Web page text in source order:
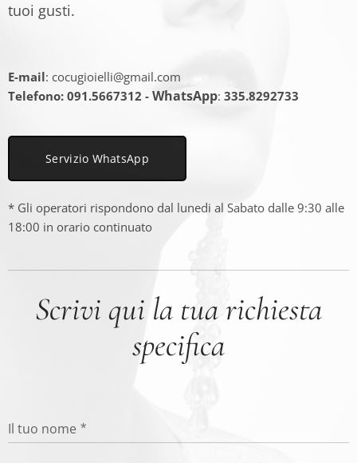
tuoi gusti.
E-mail: cocugioielli@gmail.com
Telefono: 091.5667312 - WhatsApp: 335.8292733
Servizio WhatsApp
* Gli operatori rispondono dal lunedi al Sabato dalle 9:30 alle
18:00 in orario continuato
Scrivi qui la tua richiesta
specifica
Il tuo nome